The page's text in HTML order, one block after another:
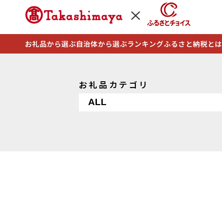
お礼品から選ぶ自治体から選ぶランキングふるさと納税とは
お礼品カテゴリ